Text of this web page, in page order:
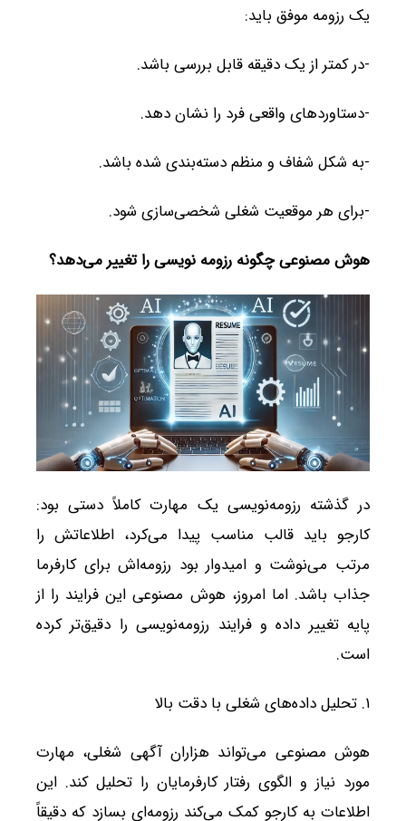
یک رزومه موفق باید:
-در کمتر از یک دقیقه قابل بررسی باشد.
-دستاوردهای واقعی فرد را نشان دهد.
-به شکل شفاف و منظم دسته‌بندی شده باشد.
-برای هر موقعیت شغلی شخصی‌سازی شود.
هوش مصنوعی چگونه رزومه نویسی را تغییر می‌دهد؟
در گذشته رزومه‌نویسی یک مهارت کاملاً دستی بود:
کارجو باید قالب مناسب پیدا می‌کرد، اطلاعاتش را
مرتب می‌نوشت و امیدوار بود رزومه‌اش برای کارفرما
جذاب باشد. اما امروز، هوش مصنوعی این فرایند را از
پایه تغییر داده و فرایند رزومه‌نویسی را دقیق‌تر کرده
است.
۱. تحلیل داده‌های شغلی با دقت بالا
هوش مصنوعی می‌تواند هزاران آگهی شغلی، مهارت
مورد نیاز و الگوی رفتار کارفرمایان را تحلیل کند. این
اطلاعات به کارجو کمک می‌کند رزومه‌ای بسازد که دقیقاً